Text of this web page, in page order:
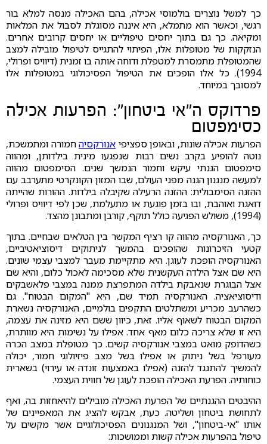
כך למשל נוצרים בולמוסי אכילה, בהם האכילה מנסה למלא בור
רגשי, וכאשר הוא מתמלא, היא איננה מסוגלת לסבול את המלאות
ומקיאה. כך גם בתוך יחסים טיפוליים או יחסים קרובים אחרים.
הנזקקות של מטופלות אלו, הפיתוי להתגייס לטיפול מובילה למצב
שהמטופלת מתמסרת למטפלת ודוחה אותה בו זמנית (דיוויס ופרולי,
1994). כל אלו הופכים את הטיפול הפסיכולוגי במטופלות אלו
למסובך במיוחד.
פרדוקס ה"אי ביטחון": הפרעות אכילה
כסימפטום
הפרעות אכילה שונות, ובאופן ספציפי אנורקסיהחמורה ומתמשכת,
נוטה להופיע בקרב נשים רבות שנפגעו מינית בילדותן, ומהווה
סימפטום הגנתי עיקש וחמור הנמשך שנים. הסימפטום מהווה
למעשה מנגנון הגנה מפני העולם, שבו המזון הקונקרטי מתערבב עם
ההזנה הסימבולית: ההזנה הרעילה שקיבלה בילדות. ההורות שהייתה
דואגת ואוהבת, ובו בזמן פוגעת או מתעלמת, שכן לפי דיוויס ופרולי
(1994), משולש הפגיעה כולל תוקף, קורבן ומתבונן מהצד.
כך, האנורקסיה מהווה קו רציף המקשר בין הטלאים שבחיים. בתוך
קטעי הזיכרונות שהופכים בהמשך לניתוקים דיסוציאטיביים,
האנורקסיה הופכת לעוגן. היא מתקיימת מעבר למצבי עצמי שונים.
היא שם אצל הילדה העקשנית שלא מסכימה לאכול כלום, והיא שם
אצל הבוגרת שנאבקת בילדה המתפרצת ממנה במצבי פלאשבקים
ודיסוציאציה. האנורקסיה תמיד שם, היא "המקום הבטוח". גם
כשהרעב מכריע ומשתלטים התקפים בולמיים, האנורקסיה נשארת
המקום הבטוח לשאוף אליו. זאת, כיוון ששם היא מזינה את עצמה,
היא זו שלא צריכה כלום מאף אחד. אפילו על נשימות היא מוותרת,
כשהדופק מואט במצבי אנורקסיה קשים. כך מטופלת במצב הכרה
מעורפל בשל ניתוק או אפילו בשל מצב פיזיולוגי חמור, יכולה
להמשיך להתנגד להזנה (אפילו באמצעות זונדה או עירוי) בשארית
כוחותיה. הפרעת האכילה הופכת לעוגן של חווית העצמי.
ההיבטים ההגנתיים של הפרעת האכילה מובילים להיאחזות בה, ואף
לתחושת ביטחון ושליטה. כעת, אבקש להציג את המאפיינים של
אותו "אי-ביטחון", ושל המנגנונים הפסיכולוגיים אשר מקשים על
טיפול בהפרעות אכילה קשות וממושכות: